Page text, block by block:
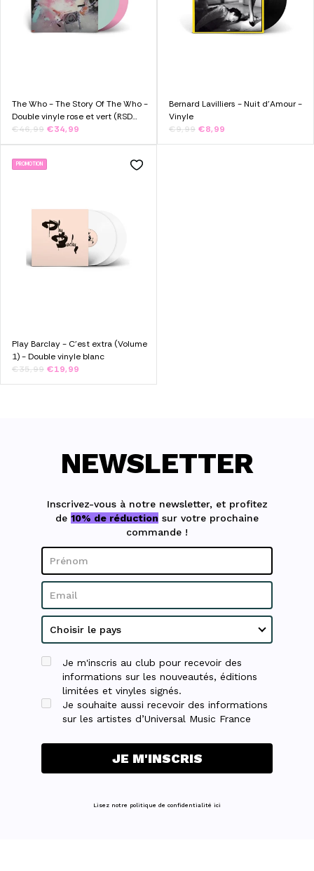
The Who - The Story Of The Who -
Double vinyle rose et vert (RSD
2024)
€46,99 €34,99
Bernard Lavilliers - Nuit d'Amour -
Vinyle
€9,99 €8,99
PROMOTION
Play Barclay - C'est extra (Volume
1) - Double vinyle blanc
€35,99 €19,99